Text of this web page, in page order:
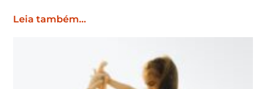
Leia também...